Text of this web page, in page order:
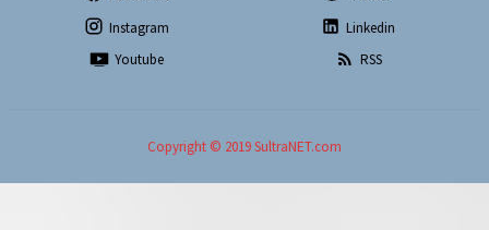
Instagram
Linkedin
Youtube
RSS
Copyright © 2019 SultraNET.com